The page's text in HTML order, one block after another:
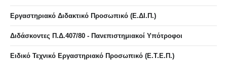
Εργαστηριακό Διδακτικό Προσωπικό (Ε.ΔΙ.Π.)
Διδάσκοντες Π.Δ.407/80 - Πανεπιστημιακοί Υπότροφοι
Ειδικό Τεχνικό Εργαστηριακό Προσωπικό (Ε.Τ.Ε.Π.)